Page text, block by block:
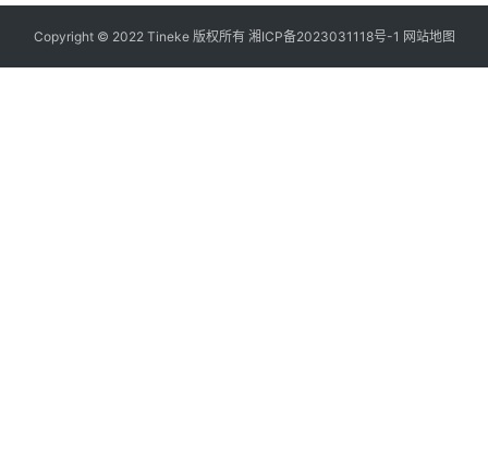
Copyright © 2022 Tineke 版权所有 湘ICP备2023031118号-1 网站地图